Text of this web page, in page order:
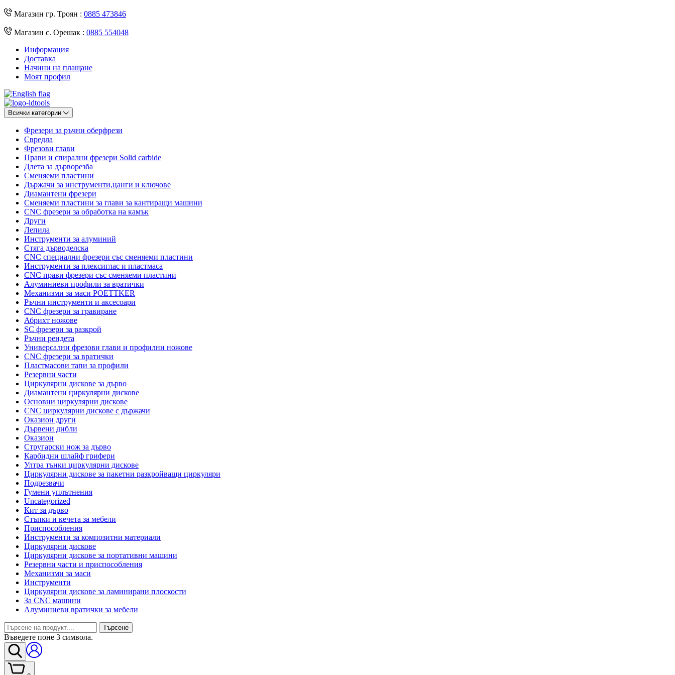
Магазин гр. Троян : 0885 473846
Магазин с. Орешак : 0885 554048
Информация
Доставка
Начини на плащане
Моят профил
Всички категории
Фрезери за ръчни оберфрези
Свредла
Фрезови глави
Прави и спирални фрезери Solid carbide
Длета за дърворезба
Сменяеми пластини
Държачи за инструменти,цанги и ключове
Диамантени фрезери
Сменяеми пластини за глави за кантиращи машини
CNC фрезери за обработка на камък
Други
Лепила
Инструменти за алуминий
Стяга дърводелска
CNC специални фрезери със сменяеми пластини
Инструменти за плексиглас и пластмаса
CNC прави фрезери със сменяеми пластини
Алуминиеви профили за вратички
Механизми за маси POETTKER
Ръчни инструменти и аксесоари
CNC фрезери за гравиране
Абрихт ножове
SC фрезери за разкрой
Ръчни рендета
Универсални фрезови глави и профилни ножове
CNC фрезери за вратички
Пластмасови тапи за профили
Резервни части
Циркулярни дискове за дърво
Диамантени циркулярни дискове
Основни циркулярни дискове
CNC циркулярни дискове с държачи
Оказион други
Дървени дибли
Оказион
Стругарски нож за дърво
Карбидни шлайф грифери
Ултра тънки циркулярни дискове
Циркулярни дискове за пакетни разкройващи циркуляри
Подрезвачи
Гумени уплътнения
Uncategorized
Кит за дърво
Стъпки и кечета за мебели
Приспособления
Инструменти за композитни материали
Циркулярни дискове
Циркулярни дискове за портативни машини
Резервни части и приспособления
Механизми за маси
Инструменти
Циркулярни дискове за ламинирани плоскости
За CNC машини
Алуминиеви вратички за мебели
Търсене
Въведете поне 3 символа.